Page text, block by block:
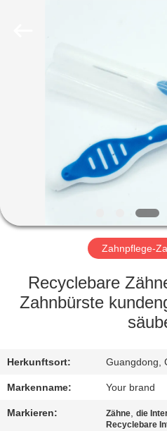
VIDEOS
ÜBER
UNS
FABRIK-
AUSFLUG
TRETEN
SIE
Zahnpflege-
Recyclebare
Zahnbürste
Herkunftsort: Guangdong,
Markenname: Your brand
Markieren: Zähne,die
Recyclebare